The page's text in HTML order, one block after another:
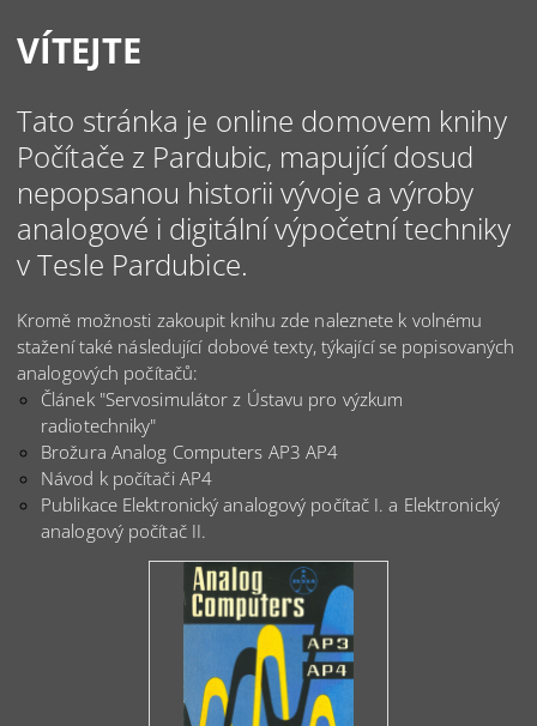
VÍTEJTE
Tato stránka je online domovem knihy
Počítače z Pardubic, mapující dosud
nepopsanou historii vývoje a výroby
analogové i digitální výpočetní techniky
v Tesle Pardubice.
Kromě možnosti zakoupit knihu zde naleznete k volnému
stažení také následující dobové texty, týkající se popisovaných
analogových počítačů:
Článek "Servosimulátor z Ústavu pro výzkum
radiotechniky"
Brožura Analog Computers AP3 AP4
Návod k počítači AP4
Publikace Elektronický analogový počítač I. a Elektronický
analogový počítač II.